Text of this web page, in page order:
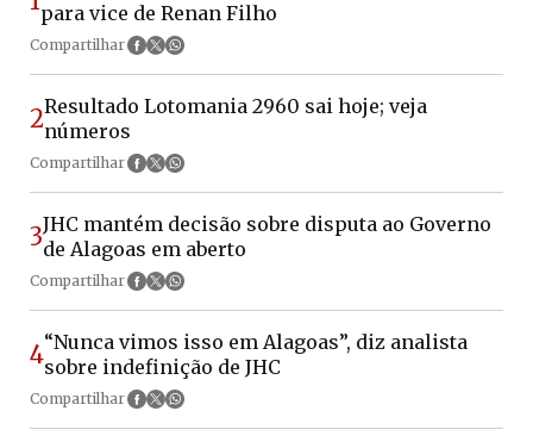
para vice de Renan Filho
Compartilhar
2Resultado Lotomania 2960 sai hoje; veja
números
Compartilhar
3JHC mantém decisão sobre disputa ao Governo
de Alagoas em aberto
Compartilhar
4“Nunca vimos isso em Alagoas”, diz analista
sobre indefinição de JHC
Compartilhar